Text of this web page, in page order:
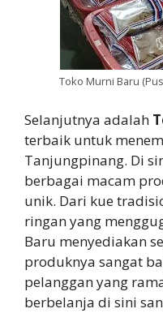
Toko Murni Baru
Selanjutnya adalah
terbaik untuk
Tanjungpinang. Di
berbagai macam
unik. Dari kue
ringan yang
Baru menyediakan
produknya sangat
pelanggan yang
berbelanja di sini